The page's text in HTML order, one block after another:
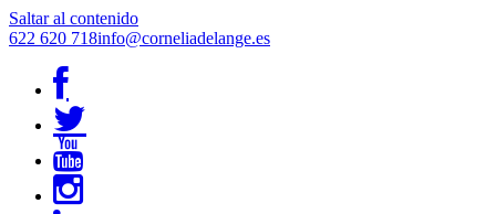
Saltar al contenido
622 620 718info@corneliadelange.es